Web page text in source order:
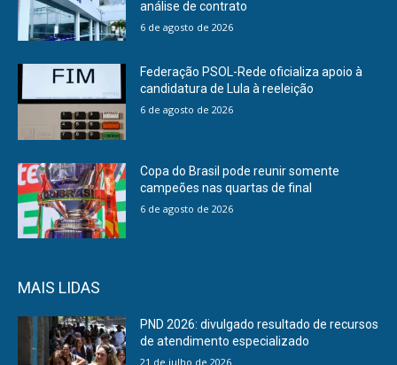
análise de contrato
6 de agosto de 2026
Federação PSOL-Rede oficializa apoio à
candidatura de Lula à reeleição
6 de agosto de 2026
Copa do Brasil pode reunir somente
campeões nas quartas de final
6 de agosto de 2026
MAIS LIDAS
PND 2026: divulgado resultado de recursos
de atendimento especializado
21 de julho de 2026